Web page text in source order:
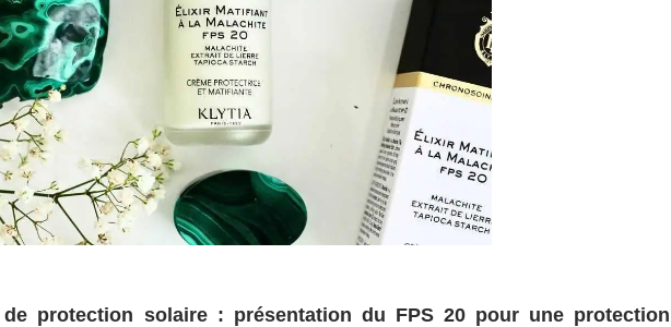
de protection solaire : présentation du FPS 20 pour une protection